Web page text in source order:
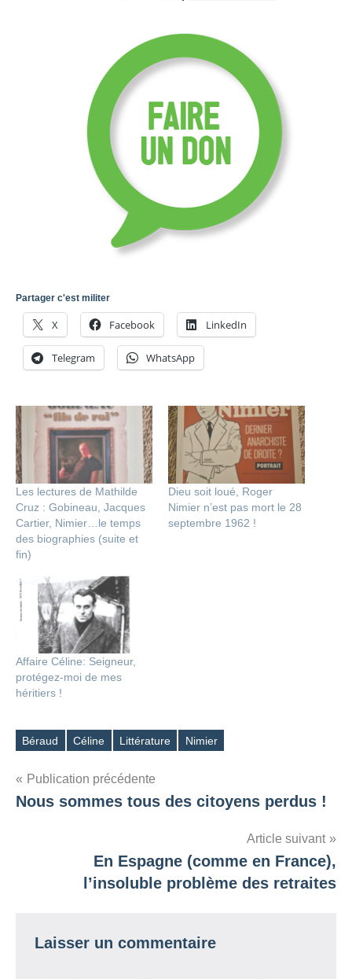
Partager c'est militer
X Facebook LinkedIn
Telegram WhatsApp
Les lectures de Mathilde
Cruz : Gobineau, Jacques
Cartier, Nimier…le temps
des biographies (suite et
fin)
Dieu soit loué, Roger
Nimier n’est pas mort le 28
septembre 1962 !
Affaire Céline: Seigneur,
protégez-moi de mes
héritiers !
Étiquettes
Béraud Céline Littérature Nimier
Navigation
de
Publication précédente
Nous sommes tous des citoyens perdus !
Article suivant
En Espagne (comme en France),
l’insoluble problème des retraites
Laisser un commentaire